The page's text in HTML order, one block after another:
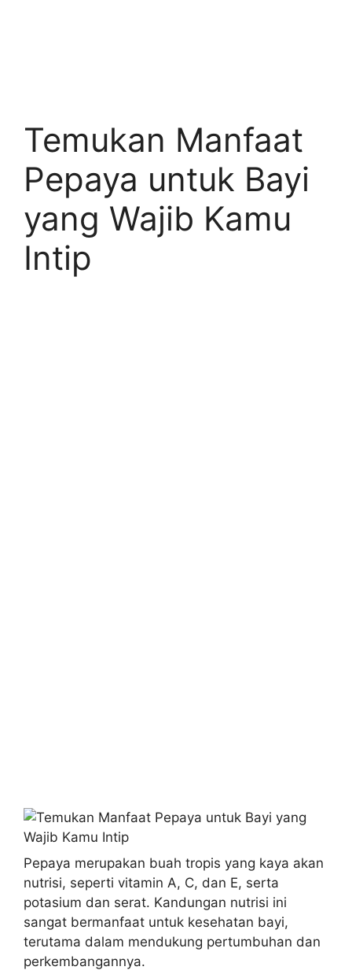
Temukan Manfaat
Pepaya untuk Bayi
yang Wajib Kamu
Intip
Pepaya merupakan buah tropis yang kaya akan
nutrisi, seperti vitamin A, C, dan E, serta
potasium dan serat. Kandungan nutrisi ini
sangat bermanfaat untuk kesehatan bayi,
terutama dalam mendukung pertumbuhan dan
perkembangannya.